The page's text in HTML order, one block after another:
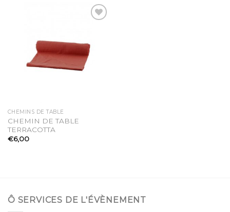
Ajouter
à la
liste
d’envies
CHEMINS DE TABLE
CHEMIN DE TABLE
TERRACOTTA
€6,00
Ô SERVICES DE L'ÉVÈNEMENT